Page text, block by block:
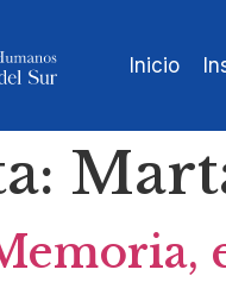
Inicio